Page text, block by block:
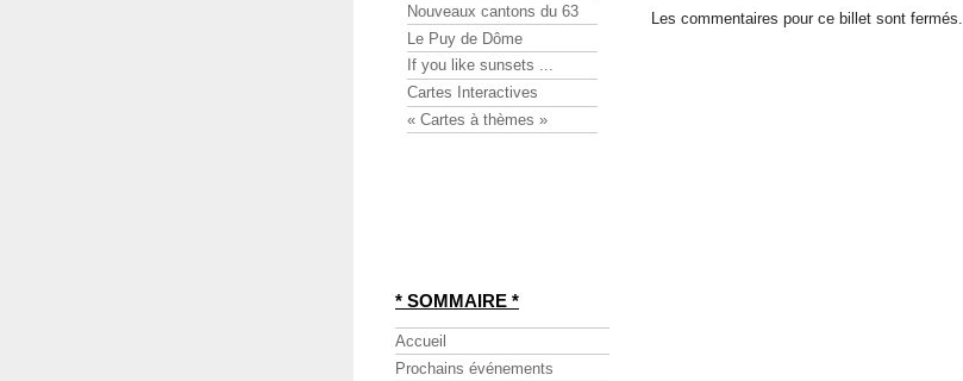
Les commentaires pour ce billet sont fermés.
Nouveaux cantons du 63
Le Puy de Dôme
If you like sunsets ...
Cartes Interactives
« Cartes à thèmes »
* SOMMAIRE *
Accueil
Prochains événements